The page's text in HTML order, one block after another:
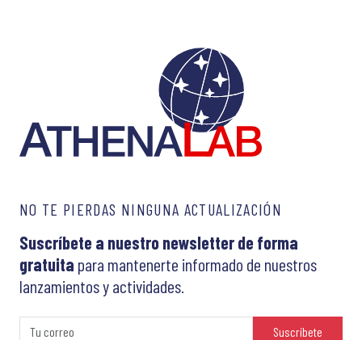
NO TE PIERDAS NINGUNA ACTUALIZACIÓN
Suscríbete a nuestro newsletter de forma
gratuita para mantenerte informado de nuestros
lanzamientos y actividades.
Suscríbete